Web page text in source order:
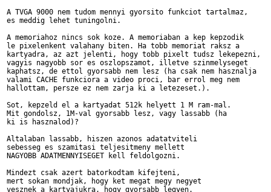
A TVGA 9000 nem tudom mennyi gyorsito funkciot tartalmaz,
es meddig lehet tuningolni.
A memoriahoz nincs sok koze. A memoriaban a kep kepzodik
le pixelenkent valahany biten. Ha tobb memoriat raksz a
kartyadra, az azt jelenti, hogy tobb pixelt tudsz lekepezni,
vagyis nagyobb sor es oszlopszamot, illetve szinmelyseget
kaphatsz, de ettol gyorsabb nem lesz (ha csak nem hasznalja
valami CACHE funkciora a video proci, bar errol meg nem
hallottam, persze ez nem zarja ki a letezeset.).
Sot, kepzeld el a kartyadat 512k helyett 1 M ram-mal.
Mit gondolsz, 1M-val gyorsabb lesz, vagy lassabb (ha
ki is hasznalod)?
Altalaban lassabb, hiszen azonos adatatviteli
sebesseg es szamitasi teljesitmeny mellett
NAGYOBB ADATMENNYISEGET kell feldolgozni.
Mindezt csak azert batorkodtam kifejteni,
mert sokan mondjak, hogy ket megat megy negyet
vesznek a kartyajukra, hogy gyorsabb legyen.